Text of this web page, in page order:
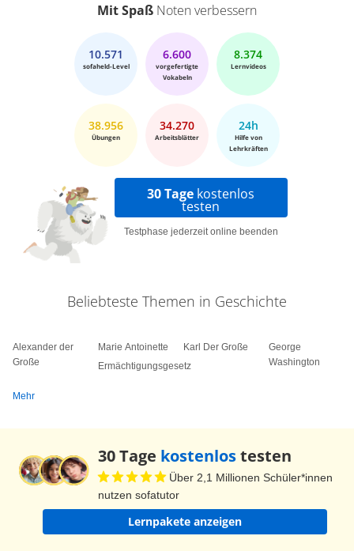
Mit Spaß Noten verbessern
10.571
sofaheld-Level
6.600
vorgefertigte
Vokabeln
8.374
Lernvideos
38.956
Übungen
34.270
Arbeitsblätter
24h
Hilfe von
Lehrkräften
30 Tage kostenlos
testen
Testphase jederzeit online beenden
Beliebteste Themen in Geschichte
Alexander der
Große
Marie Antoinette
Ermächtigungsgesetz
Karl Der Große
George
Washington
Mehr
30 Tage kostenlostesten
Über 2,1 Millionen Schüler*innen
nutzen sofatutor
Lernpakete anzeigen